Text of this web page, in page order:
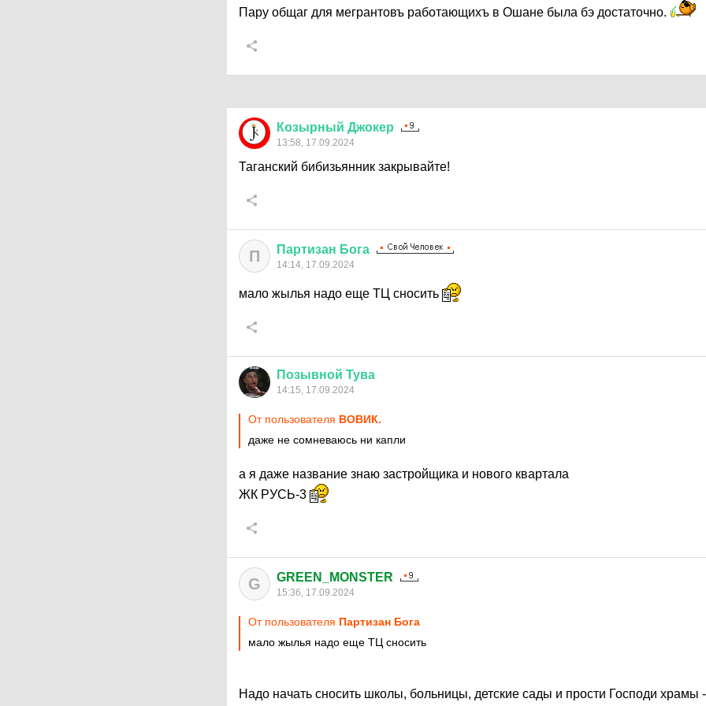
Пару общаг для мегрантовъ работающихъ в Ошане была бэ достаточно.
Козырный Джокер
13:58, 17.09.2024
Таганский бибизьянник закрывайте!
П Партизан Бога
14:14, 17.09.2024
мало жылья надо еще ТЦ сносить
Позывной Тува
14:15, 17.09.2024
От пользователя ВОВИК.
даже не сомневаюсь ни капли
а я даже название знаю застройщика и нового квартала
ЖК РУСЬ-3
G GREEN_MONSTER
15:36, 17.09.2024
От пользователя Партизан Бога
мало жылья надо еще ТЦ сносить
Надо начать сносить школы, больницы, детские сады и прости Господи храмы